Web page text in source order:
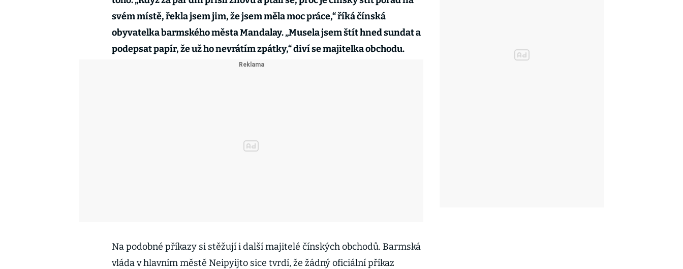
svém místě, řekla jsem jim, že jsem měla moc práce,“ říká čínská
obyvatelka barmského města Mandalay. „Musela jsem štít hned sundat a
podepsat papír, že už ho nevrátím zpátky,“ diví se majitelka obchodu.
Na podobné příkazy si stěžují i další majitelé čínských obchodů. Barmská
vláda v hlavním městě Neipyijto sice tvrdí, že žádný oficiální příkaz